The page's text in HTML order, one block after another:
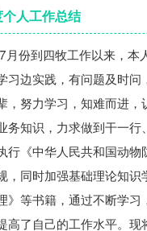
人工作总结
份到四牧工作以来，本
习边实践，有问题及时问
，努力学习，知难而进，
务知识，力求做到干一行
行《中华人民共和国动物
，同时加强基础理论知识
》等书籍，通过不断学
高了自己的工作水平。现